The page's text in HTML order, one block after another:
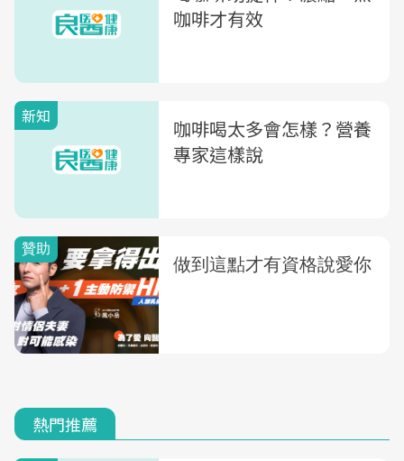
咖啡才有效
新知
咖啡喝太多會怎樣？營養
專家這樣說
熱門推薦